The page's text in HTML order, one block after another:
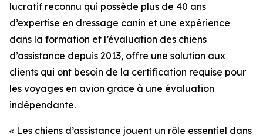
lucratif reconnu qui possède plus de 40 ans
d’expertise en dressage canin et une expérience
dans la formation et l’évaluation des chiens
d’assistance depuis 2013, offre une solution aux
clients qui ont besoin de la certification requise pour
les voyages en avion grâce à une évaluation
indépendante.
« Les chiens d’assistance jouent un rôle essentiel dans